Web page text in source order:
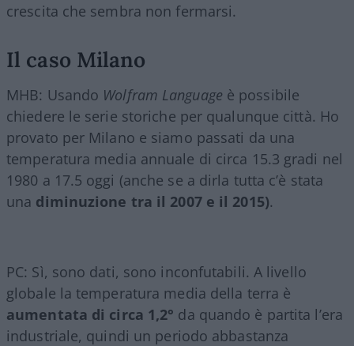
crescita che sembra non fermarsi.
Il caso Milano
MHB: Usando Wolfram Language è possibile
chiedere le serie storiche per qualunque città. Ho
provato per Milano e siamo passati da una
temperatura media annuale di circa 15.3 gradi nel
1980 a 17.5 oggi (anche se a dirla tutta c’è stata
una diminuzione tra il 2007 e il 2015).
PC: Sì, sono dati, sono inconfutabili. A livello
globale la temperatura media della terra è
aumentata di circa 1,2° da quando è partita l’era
industriale, quindi un periodo abbastanza